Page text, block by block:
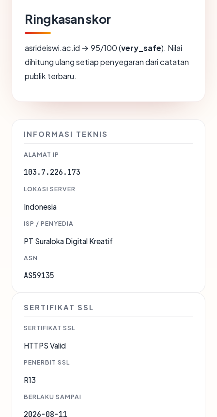
Ringkasan skor
asrideiswi.ac.id → 95/100 (very_safe). Nilai
dihitung ulang setiap penyegaran dari catatan
publik terbaru.
INFORMASI TEKNIS
ALAMAT IP
103.7.226.173
LOKASI SERVER
Indonesia
ISP / PENYEDIA
PT Suraloka Digital Kreatif
ASN
AS59135
SERTIFIKAT SSL
SERTIFIKAT SSL
HTTPS Valid
PENERBIT SSL
R13
BERLAKU SAMPAI
2026-08-11